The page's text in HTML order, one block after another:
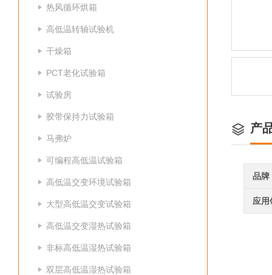
热风循环烘箱
高低温转轴试验机
干燥箱
PCT老化试验箱
试验房
胶带保持力试验箱
马弗炉
可编程高低温试验箱
高低温交变环境试验箱
大型高低温交变试验箱
高低温交变湿热试验箱
非标高低温湿热试验箱
双层高低温湿热试验箱
产
品牌
应用